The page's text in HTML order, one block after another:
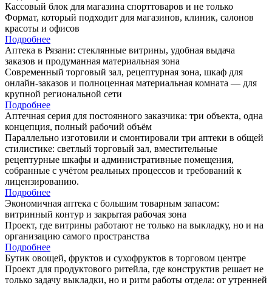
Кассовый блок для магазина спорттоваров и не только
Формат, который подходит для магазинов, клиник, салонов
красоты и офисов
Подробнее
Аптека в Рязани: стеклянные витрины, удобная выдача
заказов и продуманная материальная зона
Современный торговый зал, рецептурная зона, шкаф для
онлайн-заказов и полноценная материальная комната — для
крупной региональной сети
Подробнее
Аптечная серия для постоянного заказчика: три объекта, одна
концепция, полный рабочий объём
Параллельно изготовили и смонтировали три аптеки в общей
стилистике: светлый торговый зал, вместительные
рецептурные шкафы и административные помещения,
собранные с учётом реальных процессов и требований к
лицензированию.
Подробнее
Экономичная аптека с большим товарным запасом:
витринный контур и закрытая рабочая зона
Проект, где витрины работают не только на выкладку, но и на
организацию самого пространства
Подробнее
Бутик овощей, фруктов и сухофруктов в торговом центре
Проект для продуктового ритейла, где конструктив решает не
только задачу выкладки, но и ритм работы отдела: от утренней